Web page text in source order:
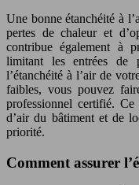
Une bonne étanchéité à
pertes de chaleur et
contribue également à
limitant les entrées de
l’étanchéité à l’air de
faibles, vous pouvez
professionnel certifié.
d’air du bâtiment et de
priorité.
Comment assurer